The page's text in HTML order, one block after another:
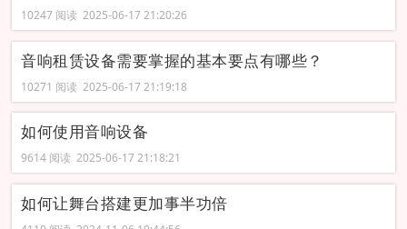
10247 阅读 2025-06-17 21:20:26
音响租赁设备需要掌握的基本要点有哪些？
10271 阅读 2025-06-17 21:19:18
如何使用音响设备
9614 阅读 2025-06-17 21:18:21
如何让舞台搭建更加事半功倍